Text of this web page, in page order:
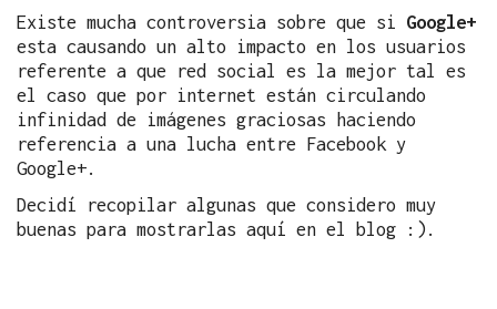
Existe mucha controversia sobre que si Google+
esta causando un alto impacto en los usuarios
referente a que red social es la mejor tal es
el caso que por internet están circulando
infinidad de imágenes graciosas haciendo
referencia a una lucha entre Facebook y
Google+.
Decidí recopilar algunas que considero muy
buenas para mostrarlas aquí en el blog :).